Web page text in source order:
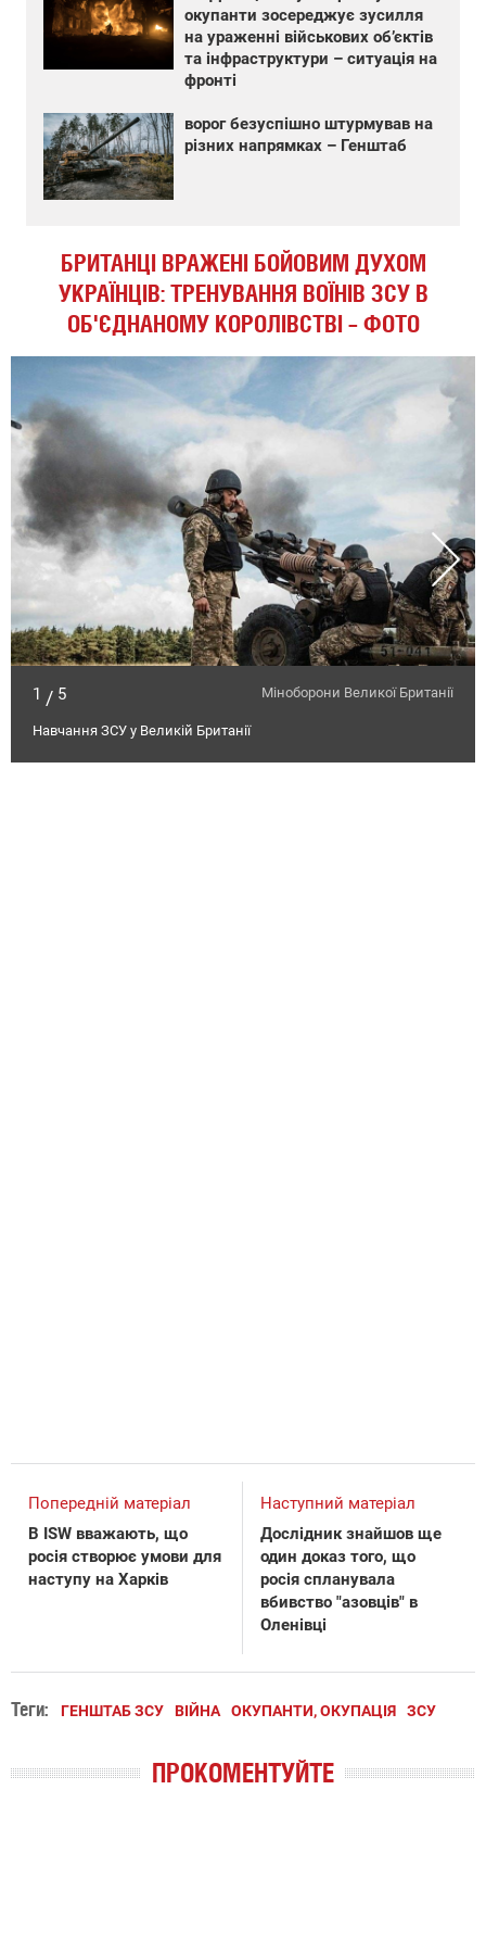
окупанти зосереджує зусилля
на ураженні військових об’єктів
та інфраструктури – ситуація на
фронті
ворог безуспішно штурмував на
різних напрямках – Генштаб
БРИТАНЦІ ВРАЖЕНІ БОЙОВИМ ДУХОМ
УКРАЇНЦІВ: ТРЕНУВАННЯ ВОЇНІВ ЗСУ В
ОБ'ЄДНАНОМУ КОРОЛІВСТВІ – ФОТО
1 / 5 Міноборони Великої Британії
Навчання ЗСУ у Великій Британії
Попередній матеріал
В ISW вважають, що
росія створює умови для
наступу на Харків
Наступний матеріал
Дослідник знайшов ще
один доказ того, що
росія спланувала
вбивство "азовців" в
Оленівці
Теги: ГЕНШТАБ ЗСУ ВІЙНА ОКУПАНТИ, ОКУПАЦІЯ ЗСУ
ПРОКОМЕНТУЙТЕ